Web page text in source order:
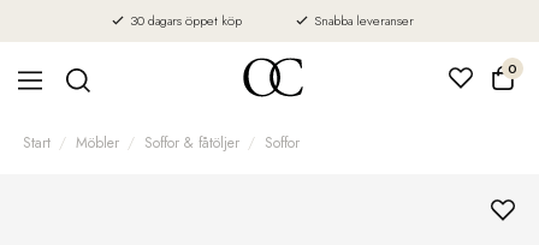
30 dagars öppet köp Snabba leveranser
0
Start Möbler Soffor & fåtöljer Soffor